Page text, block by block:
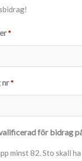
*
nr *
för bidrag
minst 82. Sto skall